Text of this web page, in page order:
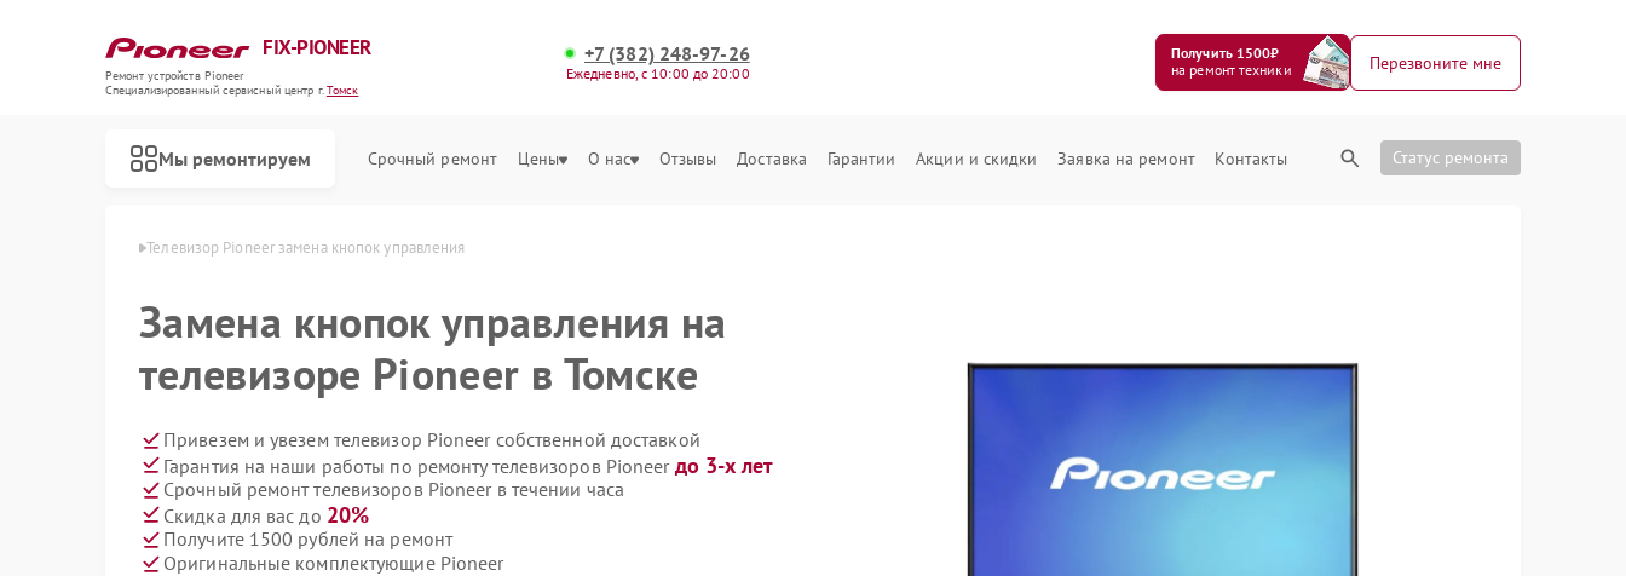
FIX-PIONEER
Ремонт устройств Pioneer
Специализированный cервисный центр г.Томск
+7 (382) 248-97-26
Ежедневно, с 10:00 до 20:00
Получить 1500₽
на ремонт техники
Перезвоните мне
Мы ремонтируем Срочный ремонт Цены О нас Отзывы Доставка Гарантии Акции и скидки Заявка на ремонт Контакты Статус ремонта
Pioneer в Томске Телевизор Pioneer замена кнопок управления
Замена кнопок управления на
телевизоре Pioneer в Томске
Привезем и увезем телевизор Pioneer собственной доставкой
Гарантия на наши работы по ремонту телевизоров Pioneer до 3-х лет
Срочный ремонт телевизоров Pioneer в течении часа
Скидка для вас до 20%
Получите 1500 рублей на ремонт
Оригинальные комплектующие Pioneer